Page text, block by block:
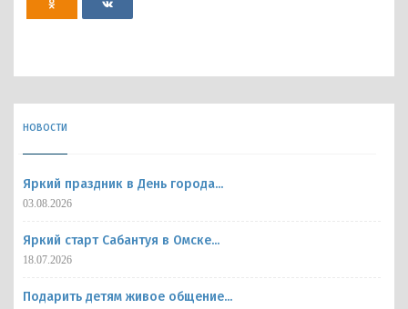
НОВОСТИ
Яркий праздник в День города...
03.08.2026
Яркий старт Сабантуя в Омске...
18.07.2026
Подарить детям живое общение...